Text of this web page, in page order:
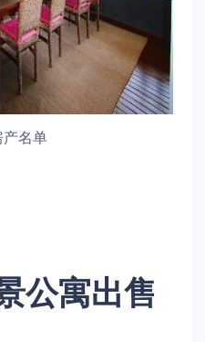
名单
公寓出售